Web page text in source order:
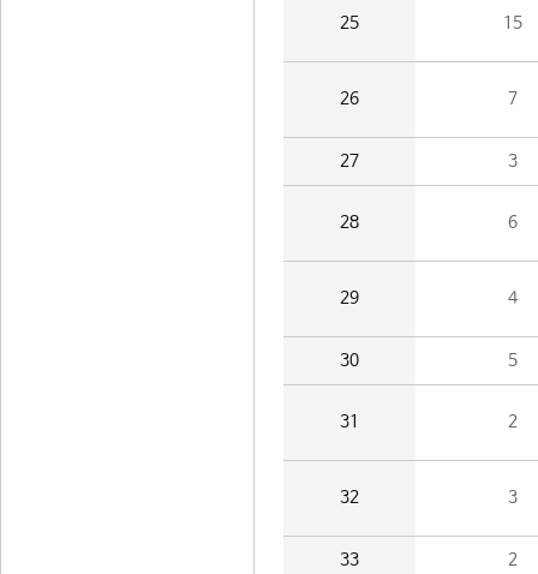
25 15
26 7
27 3
28 6
29 4
30 5
31 2
32 3
33 2